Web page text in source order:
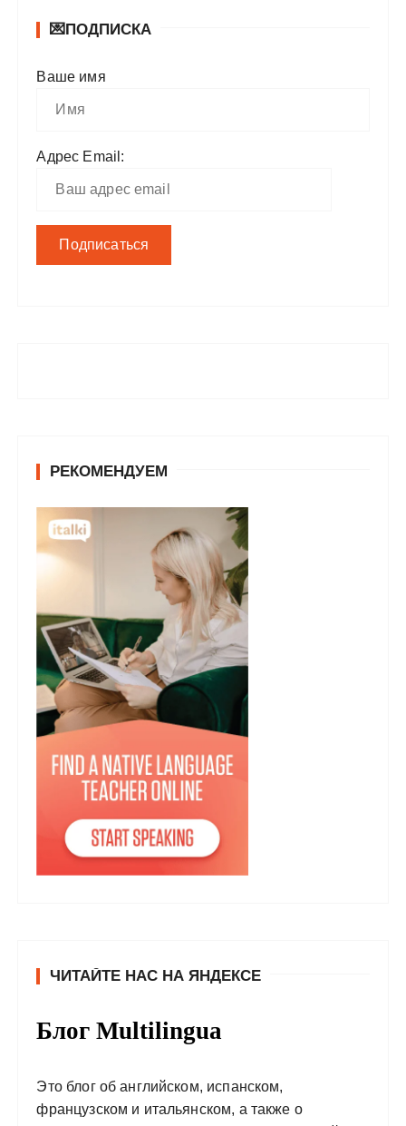
💌ПОДПИСКА
Ваше имя
Адрес Email:
РЕКОМЕНДУЕМ
ЧИТАЙТЕ НАС НА ЯНДЕКСЕ
Блог Multilingua
Это блог об английском, испанском,
французском и итальянском, а также о